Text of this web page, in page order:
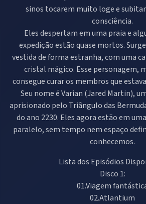
sinos tocarem muito loge e
consciência.
Eles despertam em uma praia e
expedição estão quase mortos.
vestida de forma estranha, com uma
cristal mágico. Esse personagem,
consegue curar os membros que
Seu nome é Varian (Jared Martin),
aprisionado pelo Triângulo das
do ano 2230. Eles agora estão em
paralelo, sem tempo nem espaço
conhecemos.
Lista dos Episódios
Disco 1:
01.Viagem
02.Atlantium